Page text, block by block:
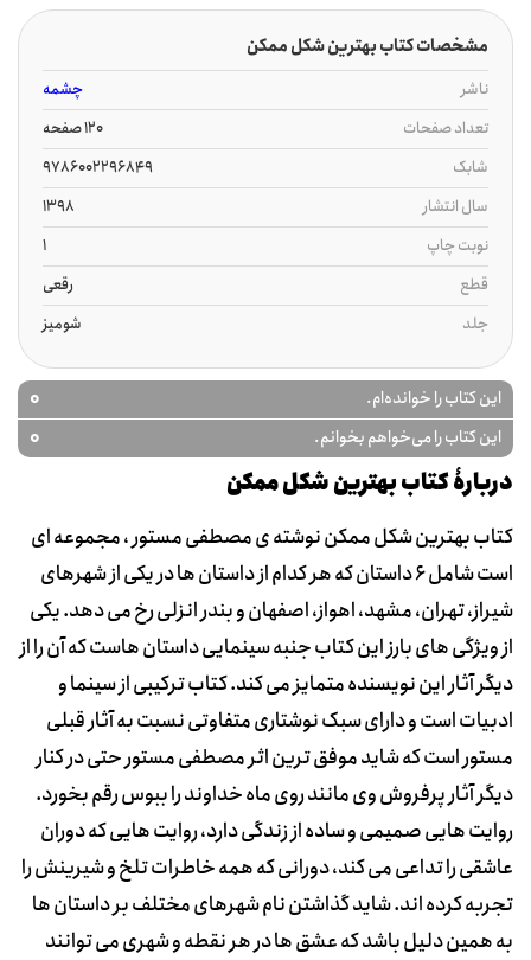
مشخصات کتاب بهترین شکل ممکن
ناشر
چشمه
تعداد صفحات
120 صفحه
شابک
9786002296849
سال انتشار
1398
نوبت چاپ
1
قطع
رقعی
جلد
شومیز
این کتاب را خوانده‌ام. 0
این کتاب را می‌خواهم بخوانم. 0
دربارۀ کتاب بهترین شکل ممکن
کتاب بهترین شکل ممکن نوشته ی مصطفی مستور ، مجموعه ای
است شامل ۶ داستان که هر کدام از داستان ها در یکی از شهرهای
شیراز، تهران، مشهد، اهواز، اصفهان و بندر انزلی رخ می دهد. یکی
از ویژگی های بارز این کتاب جنبه سینمایی داستان هاست که آن را از
دیگر آثار این نویسنده متمایز می کند. کتاب ترکیبی از سینما و
ادبیات است و دارای سبک نوشتاری متفاوتی نسبت به آثار قبلی
مستور است که شاید موفق ترین اثر مصطفی مستور حتی در کنار
دیگر آثار پرفروش وی مانند روی ماه خداوند را ببوس رقم بخورد.
روایت هایی صمیمی و ساده از زندگی دارد، روایت هایی که دوران
عاشقی را تداعی می کند، دورانی که همه خاطرات تلخ و شیرینش را
تجربه کرده اند. شاید گذاشتن نام شهرهای مختلف بر داستان ها
به همین دلیل باشد که عشق ها در هر نقطه و شهری می توانند